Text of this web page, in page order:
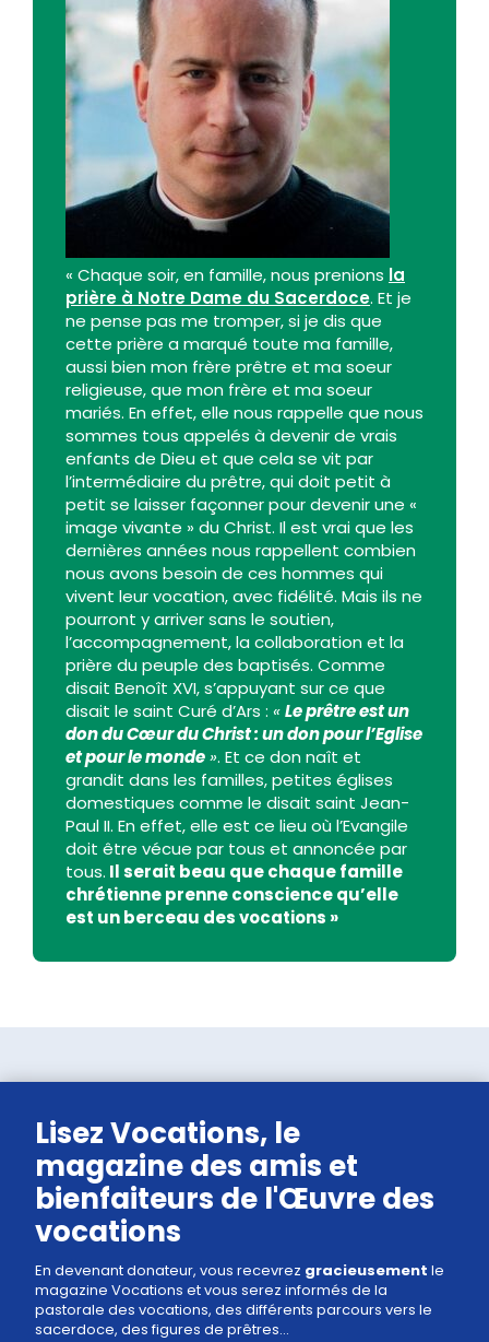
« Chaque soir, en famille, nous prenions la
prière à Notre Dame du Sacerdoce. Et je
ne pense pas me tromper, si je dis que
cette prière a marqué toute ma famille,
aussi bien mon frère prêtre et ma soeur
religieuse, que mon frère et ma soeur
mariés. En effet, elle nous rappelle que nous
sommes tous appelés à devenir de vrais
enfants de Dieu et que cela se vit par
l’intermédiaire du prêtre, qui doit petit à
petit se laisser façonner pour devenir une «
image vivante » du Christ. Il est vrai que les
dernières années nous rappellent combien
nous avons besoin de ces hommes qui
vivent leur vocation, avec fidélité. Mais ils ne
pourront y arriver sans le soutien,
l’accompagnement, la collaboration et la
prière du peuple des baptisés. Comme
disait Benoît XVI, s’appuyant sur ce que
disait le saint Curé d’Ars : «Le prêtre est un
don du Cœur du Christ : un don pour l’Eglise
et pour le monde». Et ce don naît et
grandit dans les familles, petites églises
domestiques comme le disait saint Jean-
Paul II. En effet, elle est ce lieu où l’Evangile
doit être vécue par tous et annoncée par
tous. Il serait beau que chaque famille
chrétienne prenne conscience qu’elle
est un berceau des vocations »
Lisez Vocations, le
magazine des amis et
bienfaiteurs de l'Œuvre des
vocations
En devenant donateur, vous recevrez gracieusement le
magazine Vocations et vous serez informés de la
pastorale des vocations, des différents parcours vers le
sacerdoce, des figures de prêtres...